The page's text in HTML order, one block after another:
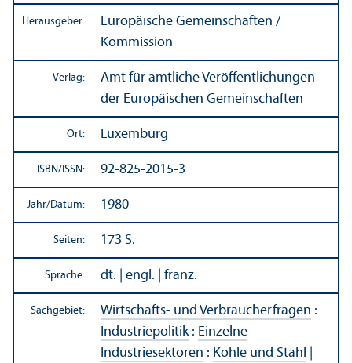
Herausgeber:
Europäische Gemeinschaften /
Kommission
Verlag:
Amt für amtliche Veröffentlichungen
der Europäischen Gemeinschaften
Ort: Luxemburg
ISBN/ ISSN: 92-825-2015-3
Jahr/Datum: 1980
Seiten: 173 S.
Sprache: dt. | engl. | franz.
Sachgebiet: Wirtschafts- und Verbraucherfragen :
Industriepolitik: Einzelne
Industriesektoren : Kohle und Stahl